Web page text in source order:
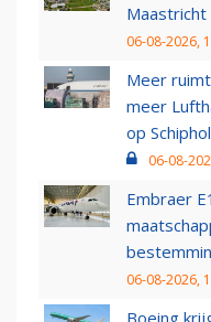
Maastricht
06-08-2026,
Meer
meer
op Schiphol
06-08-
Embraer
06-08-2026,